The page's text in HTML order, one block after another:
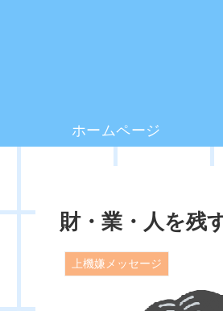
ホームページ
財・業・人を残
上機嫌メッセージ